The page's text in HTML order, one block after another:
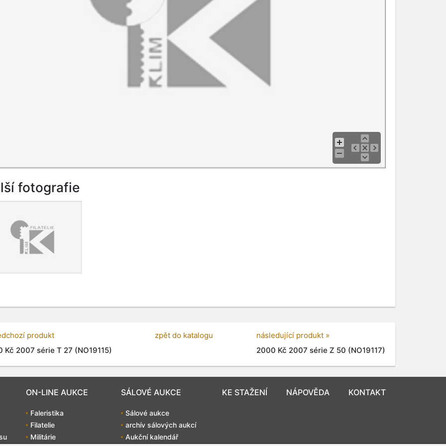
fotografie
produkt
Kč 2007 série T 27 (NO19115)
zpět do katalogu
následující produkt »
2000 Kč 2007 série Z 50 (NO19117)
ON-LINE AUKCE
Faleristika
Filatelie
Militárie
SÁLOVÉ AUKCE
Sálové aukce
archív sálových aukcí
Aukční kalendář
KE STAŽENÍ NÁPOVĚDA KONTAKT